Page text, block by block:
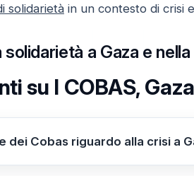
solidarietàin un contesto di crisi
a Gaza e
su I COBAS,
dei Cobas riguardo alla crisi a
il loro impegno e